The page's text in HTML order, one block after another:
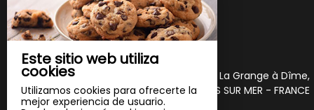
Este sitio web utiliza
cookies
Utilizamos cookies para ofrecerte la
mejor experiencia de usuario.
Descubrirnuestras noticias
AUX
CHAMBRES
8 Rue De La Grange à Dîme,
50170 HUISNES SUR MER - FRANCE
+33 2 33 60 33 40